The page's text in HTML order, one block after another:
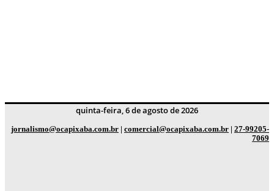
quinta-feira, 6 de agosto de 2026
jornalismo@ocapixaba.com.br | comercial@ocapixaba.com.br | 27-99205-
7069